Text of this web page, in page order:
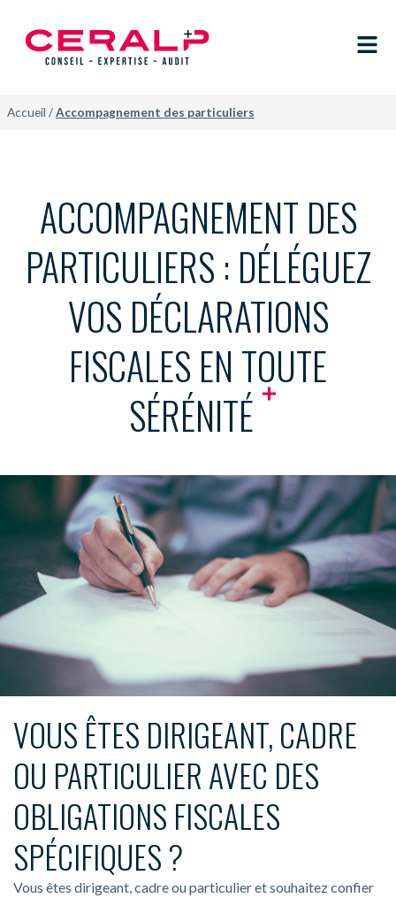
Accueil /Accompagnement des particuliers
ACCOMPAGNEMENT DES
PARTICULIERS : DÉLÉGUEZ
VOS DÉCLARATIONS
FISCALES EN TOUTE
SÉRÉNITÉ
VOUS ÊTES DIRIGEANT, CADRE
OU PARTICULIER AVEC DES
OBLIGATIONS FISCALES
SPÉCIFIQUES ?
Vous êtes dirigeant, cadre ou particulier et souhaitez confier